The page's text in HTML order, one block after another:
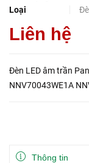
Loại
Liên hệ
Đèn LED âm trần
NNV70043WE1A
Thông tin